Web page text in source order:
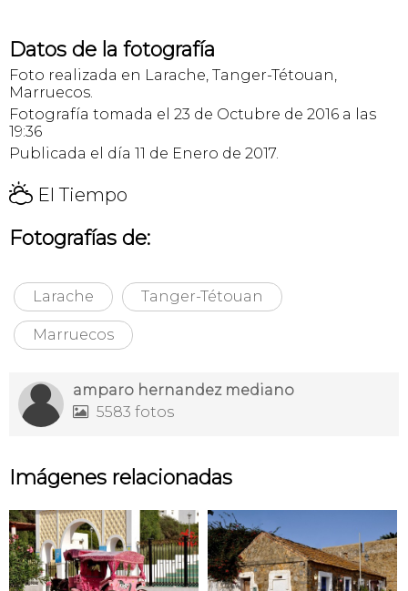
Datos de la fotografía
Foto realizada en Larache, Tanger-Tétouan,
Marruecos.
Fotografía tomada el 23 de Octubre de 2016 a las
19:36
Publicada el día 11 de Enero de 2017.
H El Tiempo
Fotografías de:
Larache Tanger-Tétouan
Marruecos
amparo hernandez mediano
 5583 fotos
Imágenes relacionadas